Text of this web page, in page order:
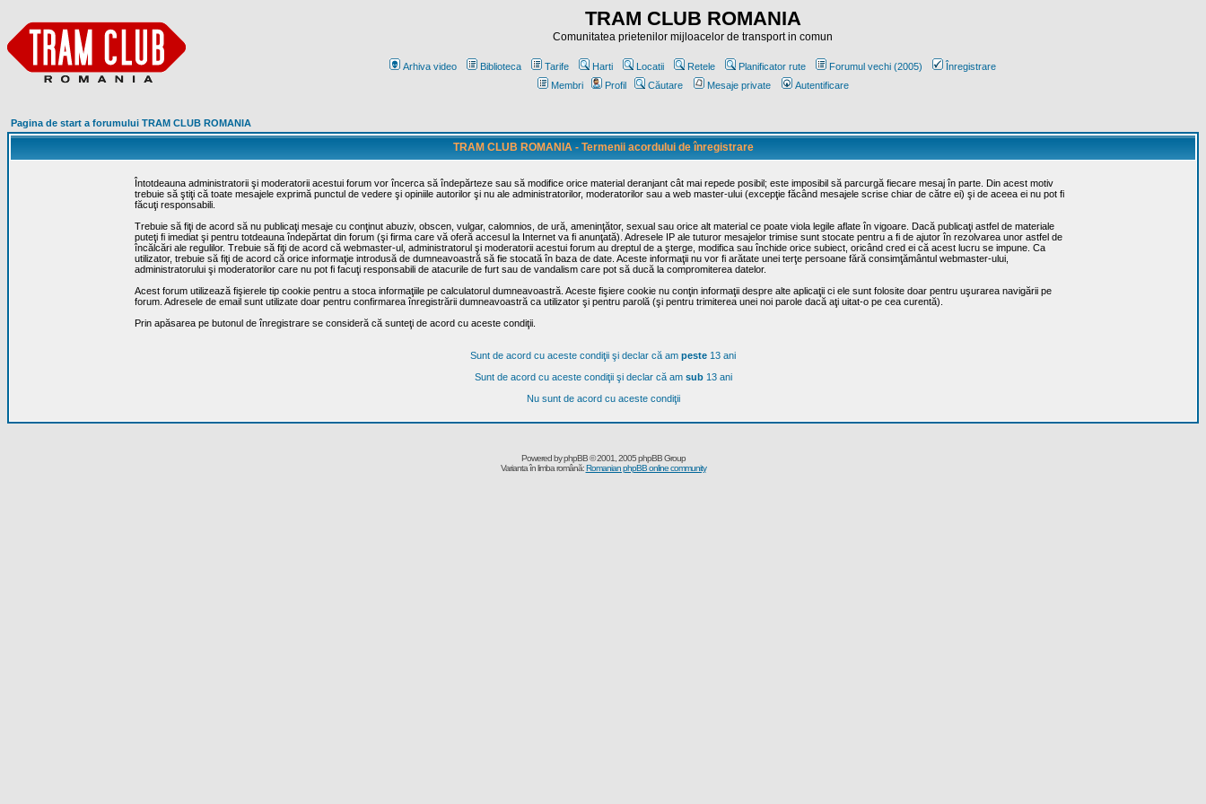
TRAM CLUB ROMANIA
Comunitatea prietenilor mijloacelor de transport in comun
Arhiva video Biblioteca Tarife Harti Locatii Retele Planificator rute Forumul vechi (2005)
Înregistrare
Membri
Profil Căutare Mesaje private Autentificare
Pagina de start a forumului TRAM CLUB ROMANIA
TRAM CLUB ROMANIA - Termenii acordului de înregistrare
Întotdeauna administratorii şi moderatorii acestui forum vor încerca să îndepărteze sau să modifice orice material deranjant cât mai repede posibil; este imposibil să parcurgă fiecare mesaj în parte. Din acest motiv
trebuie să ştiţi că toate mesajele exprimă punctul de vedere şi opiniile autorilor şi nu ale administratorilor, moderatorilor sau a web master-ului (excepţie făcând mesajele scrise chiar de către ei) şi de aceea ei nu pot fi
făcuţi responsabili.
Trebuie să fiţi de acord să nu publicaţi mesaje cu conţinut abuziv, obscen, vulgar, calomnios, de ură, ameninţător, sexual sau orice alt material ce poate viola legile aflate în vigoare. Dacă publicaţi astfel de materiale
puteţi fi imediat şi pentru totdeauna îndepărtat din forum (şi firma care vă oferă accesul la Internet va fi anunţată). Adresele IP ale tuturor mesajelor trimise sunt stocate pentru a fi de ajutor în rezolvarea unor astfel de
încălcări ale regulilor. Trebuie să fiţi de acord că webmaster-ul, administratorul şi moderatorii acestui forum au dreptul de a şterge, modifica sau închide orice subiect, oricând cred ei că acest lucru se impune. Ca
utilizator, trebuie să fiţi de acord că orice informaţie introdusă de dumneavoastră să fie stocată în baza de date. Aceste informaţii nu vor fi arătate unei terţe persoane fără consimţământul webmaster-ului,
administratorului şi moderatorilor care nu pot fi facuţi responsabili de atacurile de furt sau de vandalism care pot să ducă la compromiterea datelor.
Acest forum utilizează fişierele tip cookie pentru a stoca informaţiile pe calculatorul dumneavoastră. Aceste fişiere cookie nu conţin informaţii despre alte aplicaţii ci ele sunt folosite doar pentru uşurarea navigării pe
forum. Adresele de email sunt utilizate doar pentru confirmarea înregistrării dumneavoastră ca utilizator şi pentru parolă (şi pentru trimiterea unei noi parole dacă aţi uitat-o pe cea curentă).
Prin apăsarea pe butonul de înregistrare se consideră că sunteţi de acord cu aceste condiţii.
Sunt de acord cu aceste condiţii şi declar că am peste 13 ani
Sunt de acord cu aceste condiţii şi declar că am sub13 ani
Nu sunt de acord cu aceste condiţii
Powered byphpBB© 2001, 2005 phpBB Group
Varianta în limba română:Romanian phpBB online community